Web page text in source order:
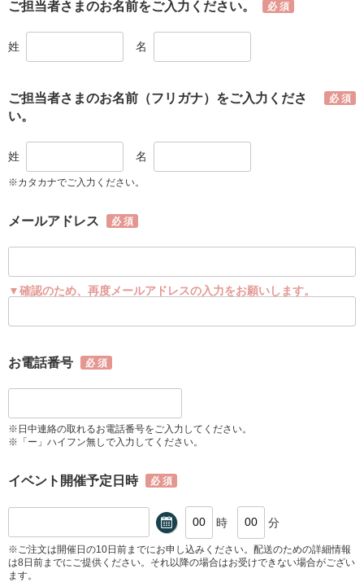
ご担当者さまのお名前をご入力ください。
姓 名
ご担当者さまのお名前（フリガナ）をご入力くださ
い。
姓 名
※カタカナでご入力ください。
メールアドレス
▼確認のため、再度メールアドレスの入力をお願いします。
お電話番号
※日中連絡の取れるお電話番号をご入力してください。
※「ー」ハイフン無しで入力してください。
イベント開催予定日時
時 分
※ご注文は開催日の10日前までにお申し込みください。配送のための詳細情報
は8日前までにご提供ください。それ以降の場合はお受けできない場合がござい
ます。